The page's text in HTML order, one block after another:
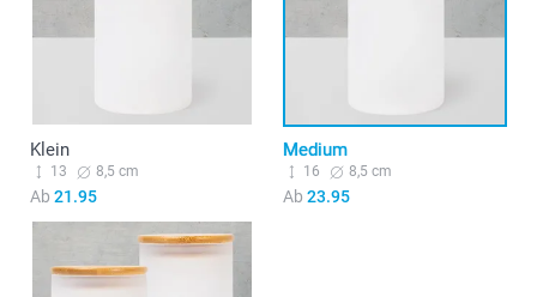
Klein
13 8,5 cm
Ab 21.95
Medium
16 8,5 cm
Ab 23.95